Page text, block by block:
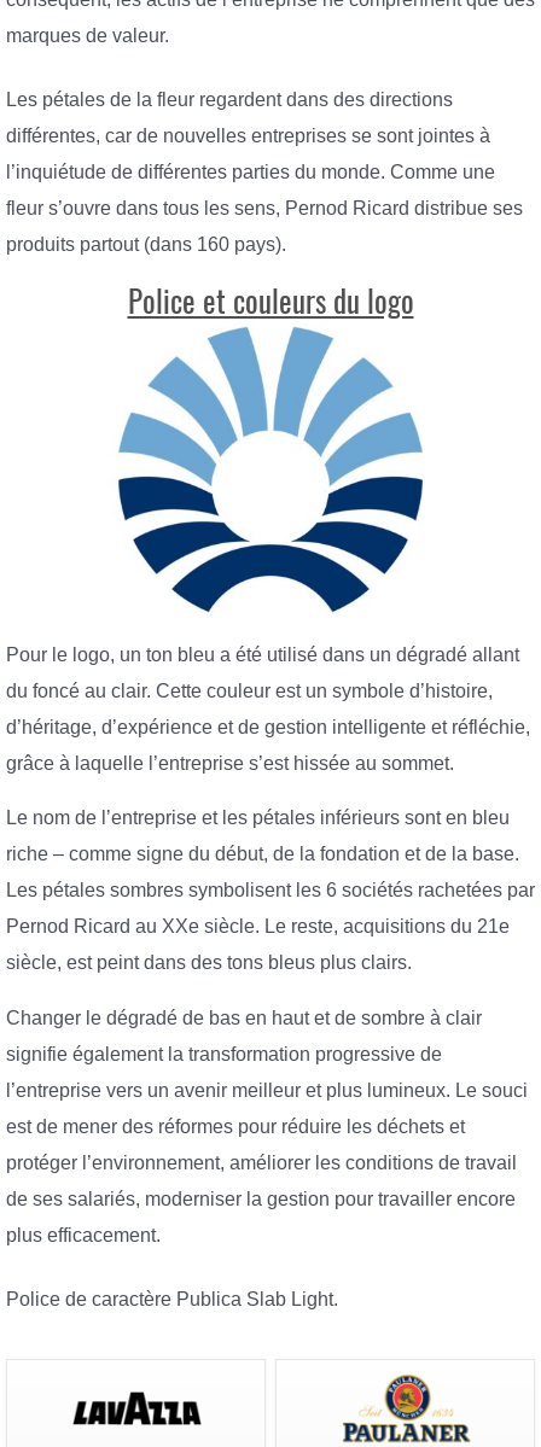
marques de valeur.
Les pétales de la fleur regardent dans des directions
différentes, car de nouvelles entreprises se sont jointes à
l’inquiétude de différentes parties du monde. Comme une
fleur s’ouvre dans tous les sens, Pernod Ricard distribue ses
produits partout (dans 160 pays).
Police et couleurs du logo
Pour le logo, un ton bleu a été utilisé dans un dégradé allant
du foncé au clair. Cette couleur est un symbole d’histoire,
d’héritage, d’expérience et de gestion intelligente et réfléchie,
grâce à laquelle l’entreprise s’est hissée au sommet.
Le nom de l’entreprise et les pétales inférieurs sont en bleu
riche – comme signe du début, de la fondation et de la base.
Les pétales sombres symbolisent les 6 sociétés rachetées par
Pernod Ricard au XXe siècle. Le reste, acquisitions du 21e
siècle, est peint dans des tons bleus plus clairs.
Changer le dégradé de bas en haut et de sombre à clair
signifie également la transformation progressive de
l’entreprise vers un avenir meilleur et plus lumineux. Le souci
est de mener des réformes pour réduire les déchets et
protéger l’environnement, améliorer les conditions de travail
de ses salariés, moderniser la gestion pour travailler encore
plus efficacement.
Police de caractère Publica Slab Light.